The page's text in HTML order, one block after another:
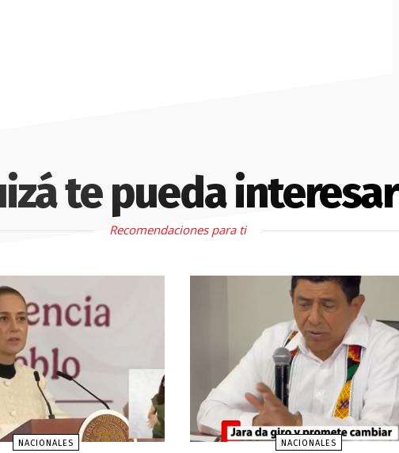
te pueda interesar
Recomendaciones para ti
NACIONALES NACIONALES